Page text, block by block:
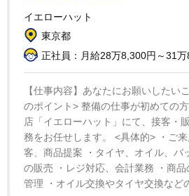
さらに日本を代表するテノール
木村さんの親戚。徹子の父と友人
も発覚した。
芸歴35年を超え、苦手だった歌
主演舞台」への決意など、凛とし
ティブで情熱的な木村の新たな
木村はドラマ「リング」「らせ
イエローハット
東京都
正社員：月給28万8,300円～31万
【仕事内容】あなたにお願いしたい
のポイント> 整備の仕事が初めての
店「イエローハット」にて、接客・
務をお任せします。 <具体的> ・ご
客、商品提案 ・タイヤ、オイル、バ
の販売 ・レジ対応、会計業務 ・商
管理 ・オイル交換やタイヤ交換など